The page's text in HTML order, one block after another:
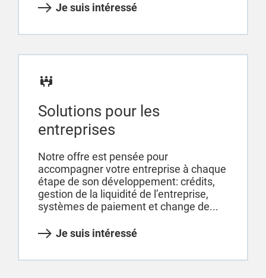
Je suis intéressé
Solutions pour les
entreprises
Notre offre est pensée pour
accompagner votre entreprise à chaque
étape de son développement: crédits,
gestion de la liquidité de l’entreprise,
systèmes de paiement et change de...
Je suis intéressé